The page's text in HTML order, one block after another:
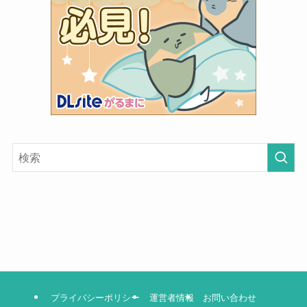
プライバシーポリシー 運営者情報 お問い合わせ